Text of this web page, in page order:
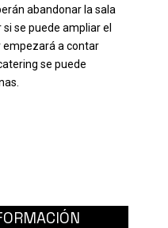
abandonar la sala
se puede ampliar el
empezará a contar
se puede